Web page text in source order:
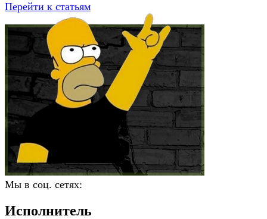
Перейти к статьям
Мы в соц. сетях:
Исполнитель